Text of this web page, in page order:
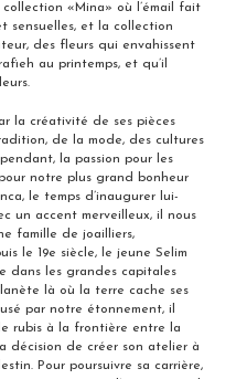
«Mina» où l’émail fait
sensuelles, et la collection
des fleurs qui envahissent
au printemps, et qu’il
la créativité de ses pièces
de la mode, des cultures
la passion pour les
notre plus grand bonheur
le temps d’inaugurer lui-
un accent merveilleux, il nous
famille de joailliers,
le 19e siècle, le jeune Selim
dans les grandes capitales
là où la terre cache ses
par notre étonnement, il
rubis à la frontière entre la
décision de créer son atelier à
Pour poursuivre sa carrière,